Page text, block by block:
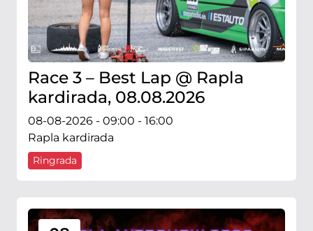
Race 3 – Best Lap @ Rapla
kardirada, 08.08.2026
08-08-2026 - 09:00 - 16:00
Rapla kardirada
Ringrada